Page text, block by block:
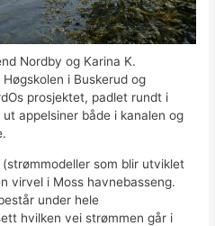
Nordby og Karina K.
i Buskerud og
prosjektet, padlet rundt i
appelsiner både i kanalen og
som blir utviklet
virvel i Moss havnebasseng.
under hele
hvilken vei strømmen går i